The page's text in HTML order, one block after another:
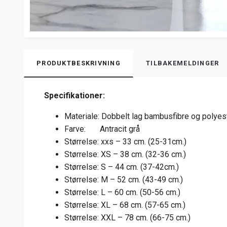
PRODUKTBESKRIVNING TILBAKEMELDINGER
Specifikationer:
Materiale: Dobbelt lag bambusfibre og
Farve: Antracit grå
Størrelse: xxs – 33 cm. (25-31cm.)
Størrelse: XS – 38 cm. (32-36 cm.)
Størrelse: S – 44 cm. (37-42cm.)
Størrelse: M – 52 cm. (43-49 cm.)
Størrelse: L – 60 cm. (50-56 cm.)
Størrelse: XL – 68 cm. (57-65 cm.)
Størrelse: XXL – 78 cm. (66-75 cm.)